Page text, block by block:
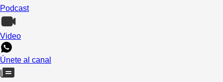
Podcast
Video
Únete al canal